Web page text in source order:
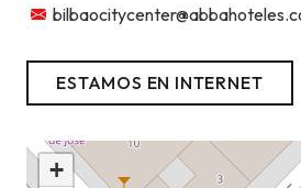
ESTAMOS EN INTERNET
+